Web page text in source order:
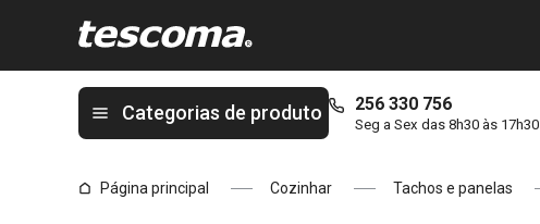
Categorias de produto 256 330 756
Seg a Sex das 8h30 às 17h30
Página principal Cozinhar Tachos e panelas